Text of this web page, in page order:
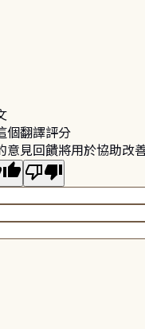
個翻譯評分
意見回饋將用於協助改